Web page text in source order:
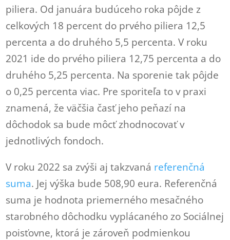
piliera. Od januára budúceho roka pôjde z
celkových 18 percent do prvého piliera 12,5
percenta a do druhého 5,5 percenta. V roku
2021 ide do prvého piliera 12,75 percenta a do
druhého 5,25 percenta. Na sporenie tak pôjde
o 0,25 percenta viac. Pre sporiteľa to v praxi
znamená, že väčšia časť jeho peňazí na
dôchodok sa bude môcť zhodnocovať v
jednotlivých fondoch.
V roku 2022 sa zvýši aj takzvaná referenčná
suma. Jej výška bude 508,90 eura. Referenčná
suma je hodnota priemerného mesačného
starobného dôchodku vyplácaného zo Sociálnej
poisťovne, ktorá je zároveň podmienkou